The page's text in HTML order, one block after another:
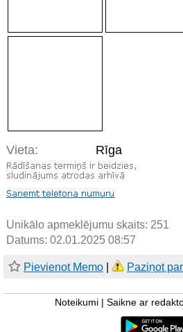
Vieta: Rīga
Unikālo apmeklējumu skaits: 251
Datums: 02.01.2025 08:57
Pievienot Memo Paziņot
Noteikumi Saikne ar